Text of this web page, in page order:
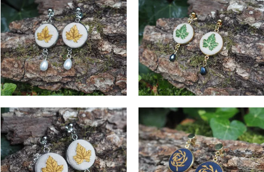
Boucles d'Oreilles
39€
Boucles d'Oreilles
39€
Feuille de Lune
Boucles d'Oreilles
Tourbillon d’Or
Boucles d'Oreilles